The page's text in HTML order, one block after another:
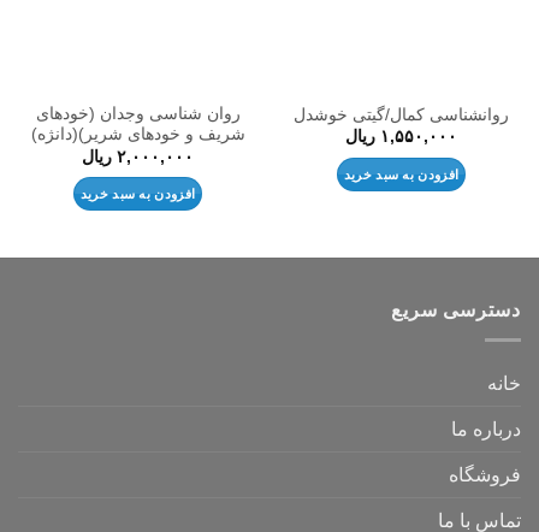
روانشناسی کمال/گیتی خوشدل
۱,۵۵۰,۰۰۰ ریال
افزودن به سبد خرید
روان شناسی وجدان (خودهای
شریف و خودهای شریر)(دانژه)
۲,۰۰۰,۰۰۰ ریال
افزودن به سبد خرید
دسترسی سریع
خانه
درباره ما
فروشگاه
تماس با ما